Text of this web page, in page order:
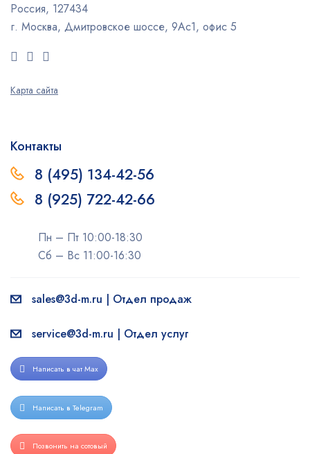
Россия, 127434
г. Москва, Дмитровское шоссе, 9Ас1, офис 5
Карта сайта
Контакты
8 (495) 134-42-56
8 (925) 722-42-66
Пн – Пт 10:00-18:30
Сб – Вс 11:00-16:30
sales@3d-m.ru | Отдел продаж
service@3d-m.ru | Отдел услуг
Написать в чат Max
Написать в Telegram
Позвонить на сотовый